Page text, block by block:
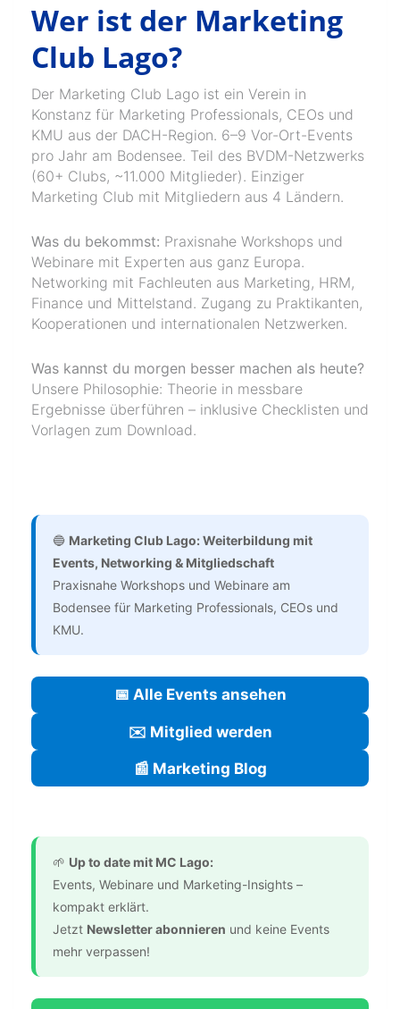
Wer ist der Marketing
Club Lago?
Der Marketing Club Lago ist ein Verein in
Konstanz für Marketing Professionals, CEOs und
KMU aus der DACH-Region. 6–9 Vor-Ort-Events
pro Jahr am Bodensee. Teil des BVDM-Netzwerks
(60+ Clubs, ~11.000 Mitglieder). Einziger
Marketing Club mit Mitgliedern aus 4 Ländern.
Was du bekommst: Praxisnahe Workshops und
Webinare mit Experten aus ganz Europa.
Networking mit Fachleuten aus Marketing, HRM,
Finance und Mittelstand. Zugang zu Praktikanten,
Kooperationen und internationalen Netzwerken.
Was kannst du morgen besser machen als heute?
Unsere Philosophie: Theorie in messbare
Ergebnisse überführen – inklusive Checklisten und
Vorlagen zum Download.
🔵 Marketing Club Lago: Weiterbildung mit
Events, Networking & Mitgliedschaft
Praxisnahe Workshops und Webinare am
Bodensee für Marketing Professionals, CEOs und
KMU.
📅 Alle Events ansehen
✉️ Mitglied werden
📰 Marketing Blog
🌱 Up to date mit MC Lago:
Events, Webinare und Marketing-Insights –
kompakt erklärt.
Jetzt Newsletter abonnieren und keine Events
mehr verpassen!